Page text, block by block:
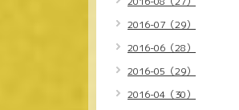
2016-07（29）
2016-06（28）
2016-05（29）
2016-04（30）